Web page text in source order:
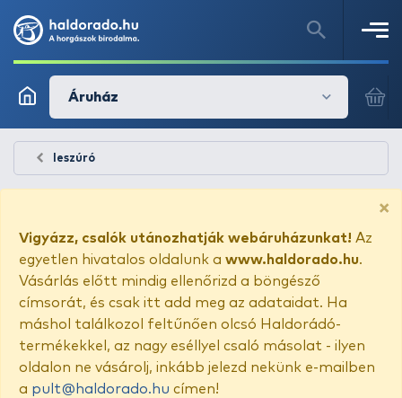
Áruház
leszúró
×
Vigyázz, csalók utánozhatják webáruházunkat! Az
egyetlen hivatalos oldalunk a www.haldorado.hu.
Vásárlás előtt mindig ellenőrizd a böngésző
címsorát, és csak itt add meg az adataidat. Ha
máshol találkozol feltűnően olcsó Haldorádó-
termékekkel, az nagy eséllyel csaló másolat - ilyen
oldalon ne vásárolj, inkább jelezd nekünk e-mailben
a pult@haldorado.hu címen!